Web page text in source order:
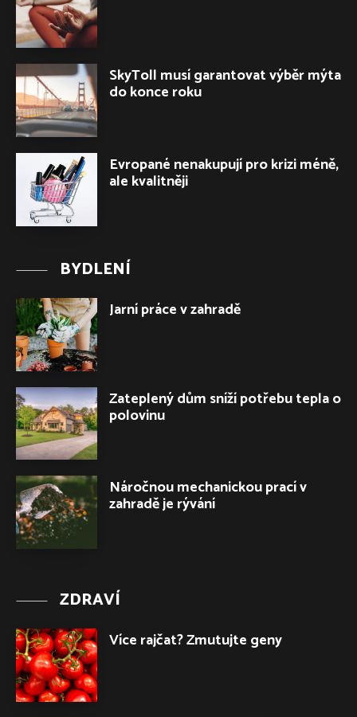
SkyToll musí garantovat výběr mýta
do konce roku
Evropané nenakupují pro krizi méně,
ale kvalitněji
BYDLENÍ
Jarní práce v zahradě
Zateplený dům sníží potřebu tepla o
polovinu
Náročnou mechanickou prací v
zahradě je rývání
ZDRAVÍ
Více rajčat? Zmutujte geny